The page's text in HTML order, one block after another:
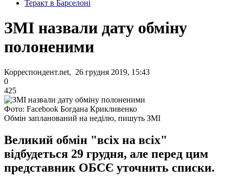
Теракт в Барселоні
ЗМІ назвали дату обміну
полоненими
Корреспондент.net, 26 грудня 2019, 15:43
0
425
Фото: Fаcebook Богдана Крикливенко
Обмін запланований на неділю, пишуть ЗМІ
Великий обмін "всіх на всіх"
відбудеться 29 грудня, але перед цим
представник ОБСЄ уточнить списки.